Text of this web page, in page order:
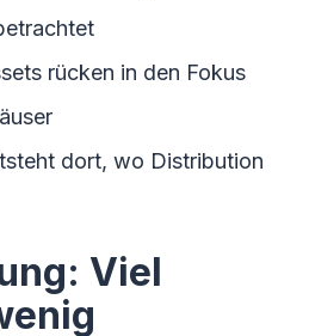
rücken in den Fokus
dort, wo Distribution
Viel